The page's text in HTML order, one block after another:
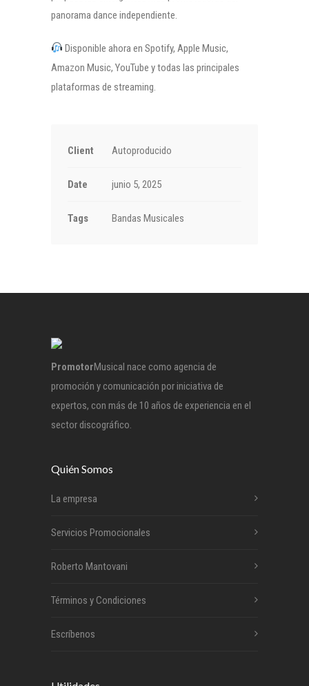
panorama dance independiente.
Disponible ahora en Spotify, Apple Music,
Amazon Music, YouTube y todas las principales
plataformas de streaming.
Client Autoproducido
Date junio 5, 2025
Tags Bandas Musicales
PromotorMusical nace como agencia de
promoción y comunicación por iniciativa de
expertos, con más de 10 años de experiencia en el
sector discográfico.
Quién Somos
La empresa
Servicios Promocionales
Roberto Mantovani
Términos y Condiciones
Escríbenos